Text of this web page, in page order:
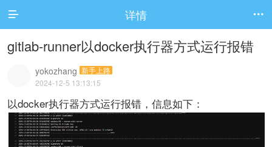
 详情 
gitlab-runner以docker执行器方式运行报错
yokozhang 新手上路
2024-12-5 13:13:15
以docker执行器方式运行报错，信息如下：